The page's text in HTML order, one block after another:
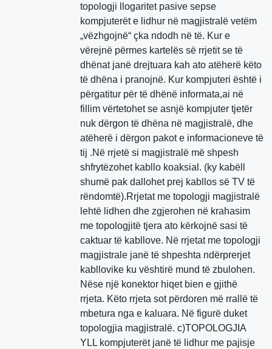
topologji llogaritet pasive sepse
kompjuterët e lidhur në magjistralë vetëm
„vëzhgojnë“ çka ndodh në të. Kur e
vërejnë përmes kartelës së rrjetit se të
dhënat janë drejtuara kah ato atëherë këto
të dhëna i pranojnë. Kur kompjuteri është i
përgatitur për të dhënë informata,ai në
fillim vërtetohet se asnjë kompjuter tjetër
nuk dërgon të dhëna në magjistralë, dhe
atëherë i dërgon pakot e informacioneve të
tij .Në rrjetë si magjistralë më shpesh
shfrytëzohet kabllo koaksial. (ky kabëll
shumë pak dallohet prej kabllos së TV të
rëndomtë).Rrjetat me topologji magjistralë
lehtë lidhen dhe zgjerohen në krahasim
me topologjitë tjera ato kërkojnë sasi të
caktuar të kabllove. Në rrjetat me topologji
magjistrale janë të shpeshta ndërprerjet
kabllovike ku vështirë mund të zbulohen.
Nëse një konektor hiqet bien e gjithë
rrjeta. Këto rrjeta sot përdoren më rrallë të
mbetura nga e kaluara. Në figurë duket
topologjia magjistralë. c)TOPOLOGJIA
YLL kompjuterët janë të lidhur me pajisje